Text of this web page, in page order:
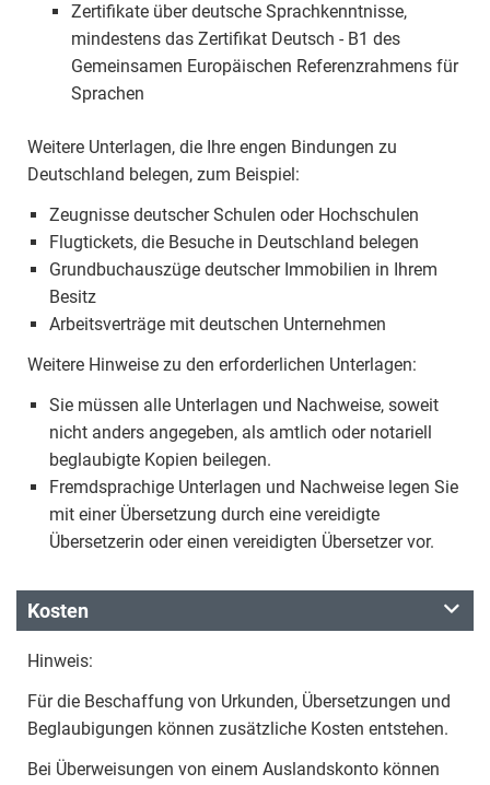
Zertifikate über deutsche Sprachkenntnisse,
mindestens das Zertifikat Deutsch - B1 des
Gemeinsamen Europäischen Referenzrahmens für
Sprachen
Weitere Unterlagen, die Ihre engen Bindungen zu
Deutschland belegen, zum Beispiel:
Zeugnisse deutscher Schulen oder Hochschulen
Flugtickets, die Besuche in Deutschland belegen
Grundbuchauszüge deutscher Immobilien in Ihrem
Besitz
Arbeitsverträge mit deutschen Unternehmen
Weitere Hinweise zu den erforderlichen Unterlagen:
Sie müssen alle Unterlagen und Nachweise, soweit
nicht anders angegeben, als amtlich oder notariell
beglaubigte Kopien beilegen.
Fremdsprachige Unterlagen und Nachweise legen Sie
mit einer Übersetzung durch eine vereidigte
Übersetzerin oder einen vereidigten Übersetzer vor.
Kosten
Hinweis:
Für die Beschaffung von Urkunden, Übersetzungen und
Beglaubigungen können zusätzliche Kosten entstehen.
Bei Überweisungen von einem Auslandskonto können